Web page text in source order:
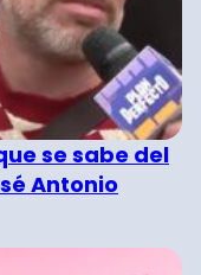
se sabe del
Antonio